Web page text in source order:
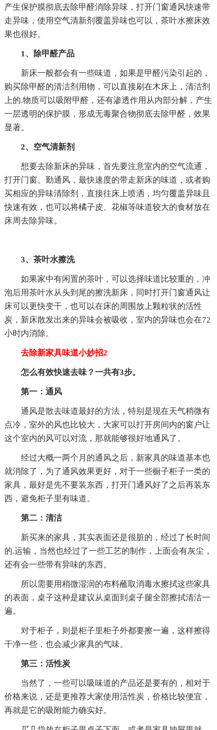
产生保护膜彻底去除甲醛消除异味，打开门窗通风快速带
走异味，使用空气清新剂覆盖异味也可以，茶叶水擦床效
果也很好。
1、除甲醛产品
新床一般都会有一些味道，如果是甲醛污染引起的，
购买除甲醛的清洁剂用物，可以直接刷在木床上，清洁剂
上的.物质可以吸附甲醛，还有渗透作用从内部分解，产生
一层透明的保护膜，形成无毒聚合物彻底去除甲醛，效果
显著。
2、空气清新剂
想要去除新床的异味，首先要注意室内的空气流通，
打开门窗、勤通风，最快速度的带走新床的味道，或者购
买相应的异味清除剂，直接往床上喷洒，均匀覆盖异味且
快速有效，也可以将橘子皮、花椒等味道较大的食材放在
床周去除异味。
3、茶叶水擦洗
如果家中有闲置的茶叶，可以选择味道比较重的，冲
泡后用茶叶水从头到尾的擦洗新床，同时打开门窗通风让
床可以更快变干，也可以在床的周围放上颗粒状的活性
炭，新床散发出来的异味会被吸收，室内的异味也会在72
小时内消除。
去除新家具味道小妙招2
怎么有效快速去味？一共有3步。
第一：通风
通风是散去味道最好的方法，特别是现在天气稍微有
点冷，室外的风也比较大，大家可以打开房间内的窗户让
这个室内的风可以对流，那就能够很好地通风了。
经过大概一两个月的通风之后，新家具的味道基本也
就消除了，为了通风效果更好，对于一些橱子柜子一类的
家具，最好是先不要装东西，打开门通风好了之后再装东
西，避免柜子里有味道。
第二：清洁
新买来的家具，其实表面还是很脏的，经过了长时间
的.运输，当然也经过了一些工艺的制作，上面会有灰尘，
还有会一些带有异味的东西。
所以需要用稍微湿润的布料蘸取消毒水擦拭这些家具
的表面，桌子这种是建议从桌面到桌子腿全部擦拭清洁一
遍。
对于柜子，则是柜子里柜子外都要擦一遍，这样擦得
干净一些，也会减少家具的气味。
第三：活性炭
当然了，一些可以吸味道的产品还是要有的，相对于
价格来说，还是更推荐大家使用活性炭，价格比较便宜，
再就是它的吸附能力确实好。